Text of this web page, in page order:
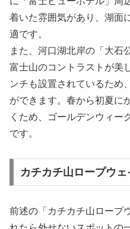
着いた雰囲気があり、湖面
適です。
また、河口湖北岸の「大石
富士山のコントラストが美
ンチも設置されているため
ができます。春から初夏に
くため、ゴールデンウィー
です。
カチカチ山ロープウ
前述の「カチカチ山ロープ